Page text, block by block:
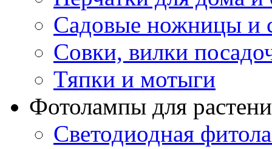
Садовые ножницы и
Совки, вилки
Тяпки и мотыги
Фотолампы для
Светодиодная